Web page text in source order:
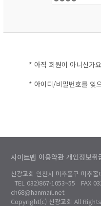
* 아직 회원이 아니신가
* 아이디/비밀번호를 잊
사이트맵 이용약관 개인정보취
신광교회 인천시 미추홀구 미추
TEL 032)867-1053~55 FAX
ch68@hanmail.net
Copyright(c) 신광교회 All